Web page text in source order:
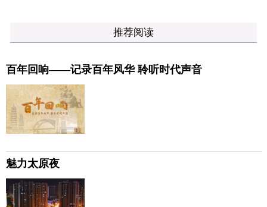
推荐阅读
百年回响——记录百年风华 聆听时代声音
魅力太原夜